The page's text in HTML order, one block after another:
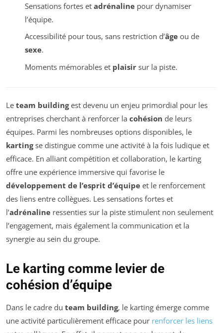
Sensations fortes et adrénalinepour dynamiser
l’équipe.
Accessibilité pour tous, sans restriction d’âgeou de
sexe.
Moments mémorables et plaisirsur la piste.
Le team buildingest devenu un enjeu primordial pour les
entreprises cherchant à renforcer la cohésion de leurs
équipes. Parmi les nombreuses options disponibles, le
kartingse distingue comme une activité à la fois ludique et
efficace. En alliant compétition et collaboration, le karting
offre une expérience immersive qui favorise le
développement de l’esprit d’équipe et le renforcement
des liens entre collègues. Les sensations fortes et
l’adrénaline ressenties sur la piste stimulent non seulement
l’engagement, mais également la communication et la
synergie au sein du groupe.
Le karting comme levier de
cohésion d’équipe
Dans le cadre du team building, le karting émerge comme
une activité particulièrement efficace pour renforcer les liens